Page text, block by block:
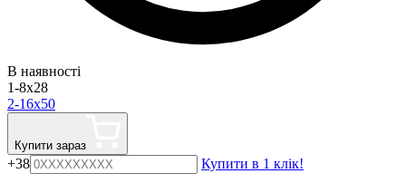
В наявності
1-8x28
2-16x50
Купити зараз
+38 Купити в 1 клік!